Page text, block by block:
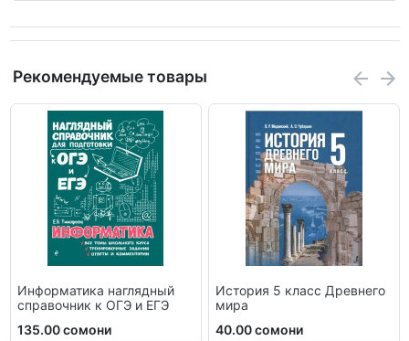
Рекомендуемые товары
Информатика наглядный
справочник к ОГЭ и ЕГЭ
135.00 сомони
История 5 класс Древнего
мира
40.00 сомони